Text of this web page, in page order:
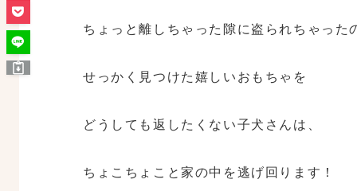
ちょっと離しちゃった隙に盗られちゃった
せっかく見つけた嬉しいおもちゃを
どうしても返したくない子犬さんは、
ちょこちょこと家の中を逃げ回ります！